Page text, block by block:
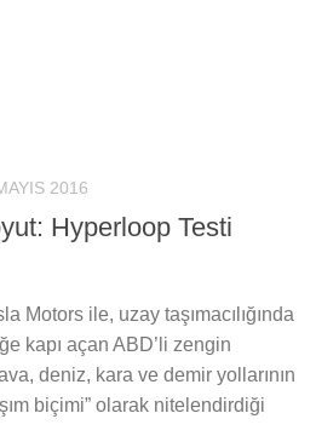
2016
Hyperloop Testi
Motors ile, uzay taşımacılığında
kapı açan ABD’li zengin
deniz, kara ve demir yollarının
biçimi” olarak nitelendirdiği